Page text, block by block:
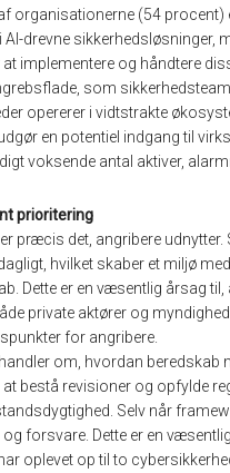
organisationerne (54
AI-drevne sikkerhedsløsninger,
implementere og håndtere
som
opererer i vidtstrakte
en potentiel indgang til
voksende antal aktiver,
prioritering
præcis det, angribere
hvilket skaber et miljø
Dette er en væsentlig årsag
private aktører og
for angribere.
om, hvordan
bestå revisioner og opfylde
Selv når
forsvare. Dette er en
oplevet op til to